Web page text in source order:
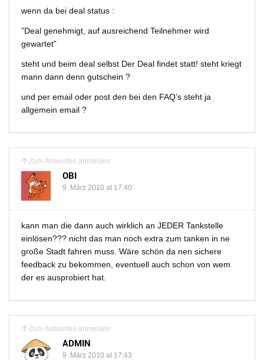
wenn da bei deal status :
”Deal genehmigt, auf ausreichend Teilnehmer wird
gewartet”
steht und beim deal selbst Der Deal findet statt! steht kriegt
mann dann denn gutschein ?
und per email oder post den bei den FAQ’s steht ja
allgemein email ?
Zum Antworten anmelden
OBI
9. März 2010 at 17:40
kann man die dann auch wirklich an JEDER Tankstelle
einlösen??? nicht das man noch extra zum tanken in ne
große Stadt fahren muss. Wäre schön da nen sichere
feedback zu bekommen, eventuell auch schon von wem
der es ausprobiert hat.
Zum Antworten anmelden
ADMIN
9. März 2010 at 17:43